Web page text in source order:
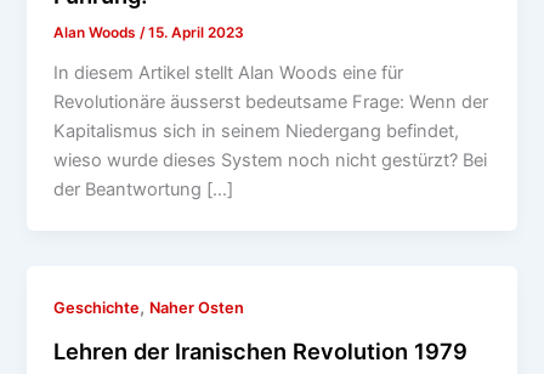
Alan Woods/15. April 2023
In diesem Artikel stellt Alan Woods eine für
Revolutionäre äusserst bedeutsame Frage: Wenn der
Kapitalismus sich in seinem Niedergang befindet,
wieso wurde dieses System noch nicht gestürzt? Bei
der Beantwortung […]
Geschichte, Naher Osten
Lehren der Iranischen Revolution 1979